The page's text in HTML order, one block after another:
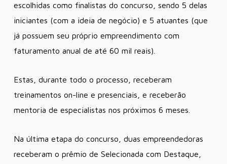
escolhidas como finalistas do concurso, sendo 5 delas
iniciantes (com a ideia de negócio) e 5 atuantes (que
já possuem seu próprio empreendimento com
faturamento anual de até 60 mil reais).
Estas, durante todo o processo, receberam
treinamentos on-line e presenciais, e receberão
mentoria de especialistas nos próximos 6 meses.
Na última etapa do concurso, duas empreendedoras
receberam o prêmio de Selecionada com Destaque,